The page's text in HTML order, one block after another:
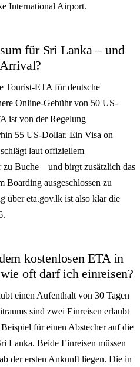
International Airport.
für Sri Lanka – und
Tourist-ETA für deutsche
Online-Gebühr von 50 US-
ist von der Regelung
55 US-Dollar. Ein Visa on
laut offiziellem
Buche – und birgt zusätzlich das
ausgeschlossen zu
über eta.gov.lk ist also klar die
kostenlosen ETA in
oft darf ich einreisen?
einen Aufenthalt von 30 Tagen
sind zwei Einreisen erlaubt
für einen Abstecher auf die
Lanka. Beide Einreisen müssen
der ersten Ankunft liegen. Die in